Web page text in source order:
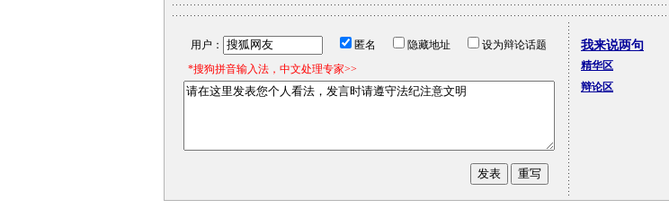
用户： 匿名 隐藏地址
设为辩论话题
*搜狗拼音输入法，中文处理专家>>
我来说两句
精华区
辩论区